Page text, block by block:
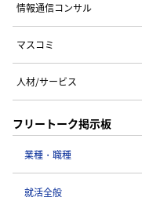
情報通信コンサル
マスコミ
人材/サービス
フリートーク掲示板
業種・職種
就活全般